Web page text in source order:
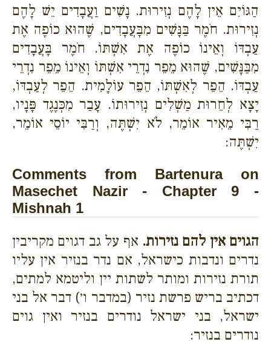
הַגּוֹיִם אֵין לָהֶם נְזִירוּת. נָשִׁים וַעֲבָדִים יֵשׁ לָהֶם
נְזִירוּת. חֹמֶר בַּנָּשִׁים מִבָּעֲבָדִים, שֶׁהוּא כוֹפֶה אֶת
עַבְדּוֹ וְאֵינוֹ כוֹפֶה אֶת אִשְׁתּוֹ. חֹמֶר בָּעֲבָדִים
מִבַּנָּשִׁים, שֶׁהוּא מֵפֵר נִדְרֵי אִשְׁתּוֹ וְאֵינוֹ מֵפֵר נִדְרֵי
עַבְדּוֹ. הֵפֵר לְאִשְׁתּוֹ, הֵפֵר עוֹלָמִית. הֵפֵר לְעַבְדּוֹ,
יָצָא לְחֵרוּת מַשְׁלִים נְזִירוּתוֹ. עָבַר מִכְּנֶגֶד פָּנָיו,
רַבִּי מֵאִיר אוֹמֵר, לֹא יִשְׁתֶּה, וְרַבִּי יוֹסֵי אוֹמֵר,
יִשְׁתֶּה:
Comments from Bartenura on
Masechet Nazir - Chapter 9 -
Mishnah 1
הגוים אין להם נזירות. אף על גב דגוים מקריבין
נדרים ונדבות כישראל, אם נדר בנזיר אין עליו
תורת נזירות ומותר לשתות יין וליטמא למתים,
דכתיב בריש פרשת נזיר (במדבר ו׳) דבר אל בני
ישראל, בני ישראל נודרים בנזיר ואין גוים
נודרים בנזיר: